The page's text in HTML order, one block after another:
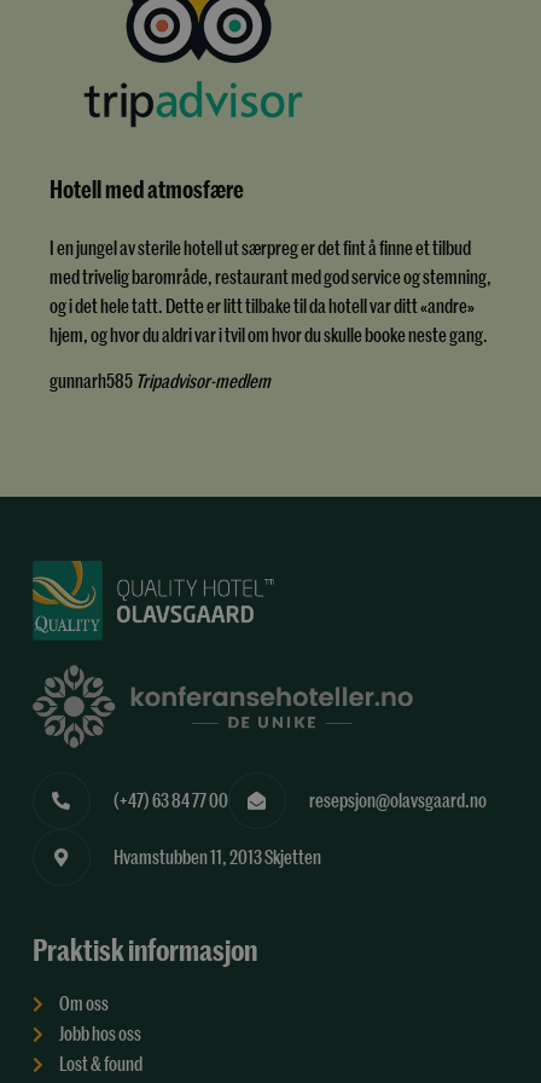
Hotell med atmosfære
I en jungel av sterile hotell ut særpreg er det fint å finne et tilbud
med trivelig barområde, restaurant med god service og stemning,
og i det hele tatt. Dette er litt tilbake til da hotell var ditt «andre»
hjem, og hvor du aldri var i tvil om hvor du skulle booke neste gang.
gunnarh585Tripadvisor-medlem
(+47) 63 84 77 00 resepsjon@olavsgaard.no
Hvamstubben 11, 2013 Skjetten
Praktisk informasjon
Om oss
Jobb hos oss
Lost & found